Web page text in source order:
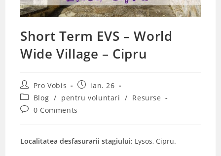
Short Term EVS – World
Wide Village – Cipru
Post
author:
Pro Vobis
Post
published:
ian. 26
Post
category:
Blog / pentru voluntari / Resurse
Post0 Comments
Localitatea desfasurarii stagiului: Lysos, Cipru.